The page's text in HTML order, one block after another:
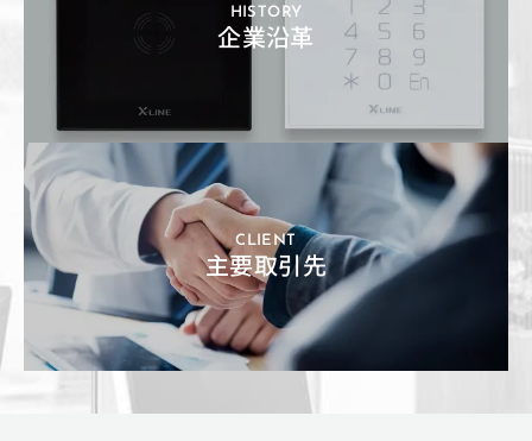
HISTORY
企業沿革
CLIENT
主要取引先